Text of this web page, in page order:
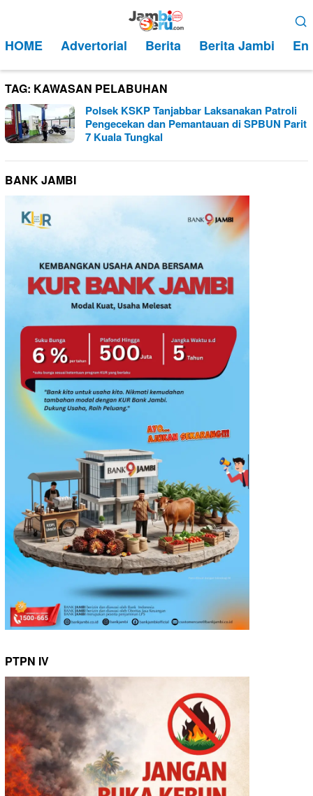
kontenMobile
HOME Advertorial Berita Berita Jambi
TAG: KAWASAN PELABUHAN
Polsek KSKP Tanjabbar Laksanakan Patroli
Pengecekan dan Pemantauan di SPBUN Parit
7 Kuala Tungkal
BANK JAMBI
PTPN IV